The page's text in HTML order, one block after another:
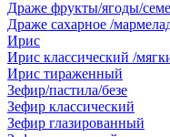
Драже фрукты/ягоды/
Драже сахарное /
Ирис
Ирис классический /
Ирис тираженный
Зефир/пастила/безе
Зефир классический
Зефир глазированный